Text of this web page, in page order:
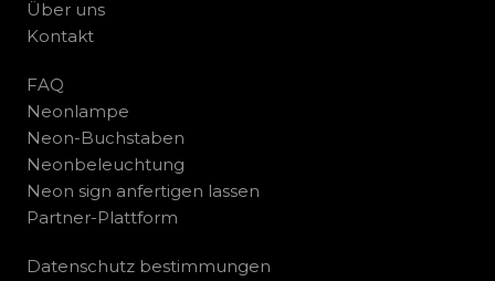
Über uns
Kontakt
FAQ
Neonlampe
Neon-Buchstaben
Neonbeleuchtung
Neon sign anfertigen lassen
Partner-Plattform
Datenschutz bestimmungen